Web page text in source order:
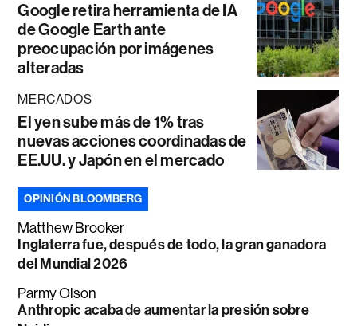
Google retira herramienta de IA
de Google Earth ante
preocupación por imágenes
alteradas
MERCADOS
El yen sube más de 1% tras
nuevas acciones coordinadas de
EE.UU. y Japón en el mercado
OPINIÓN BLOOMBERG
Matthew Brooker
Inglaterra fue, después de todo, la gran ganadora
del Mundial 2026
Parmy Olson
Anthropic acaba de aumentar la presión sobre